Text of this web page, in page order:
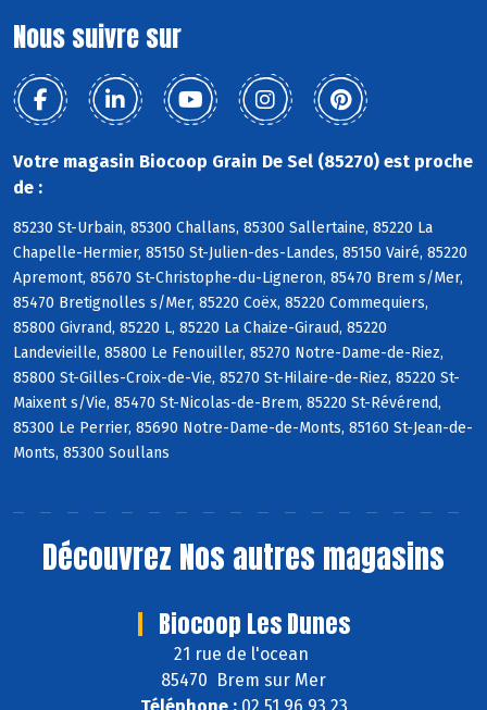
Nous suivre sur
Votre magasin Biocoop Grain De Sel (85270) est proche
de :
85230 St-Urbain, 85300 Challans, 85300 Sallertaine, 85220 La
Chapelle-Hermier, 85150 St-Julien-des-Landes, 85150 Vairé, 85220
Apremont, 85670 St-Christophe-du-Ligneron, 85470 Brem s/Mer,
85470 Bretignolles s/Mer, 85220 Coëx, 85220 Commequiers,
85800 Givrand, 85220 L, 85220 La Chaize-Giraud, 85220
Landevieille, 85800 Le Fenouiller, 85270 Notre-Dame-de-Riez,
85800 St-Gilles-Croix-de-Vie, 85270 St-Hilaire-de-Riez, 85220 St-
Maixent s/Vie, 85470 St-Nicolas-de-Brem, 85220 St-Révérend,
85300 Le Perrier, 85690 Notre-Dame-de-Monts, 85160 St-Jean-de-
Monts, 85300 Soullans
Découvrez Nos autres magasins
Biocoop Les Dunes
21 rue de l'ocean
85470 Brem sur Mer
Téléphone :02 51 96 93 23